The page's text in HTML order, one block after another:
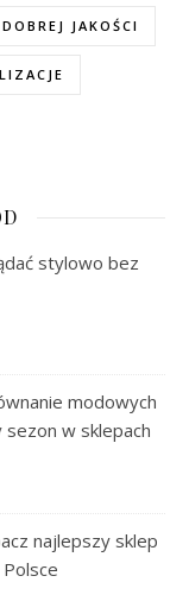
JAKOŚCI
stylowo bez
modowych
w sklepach
najlepszy sklep